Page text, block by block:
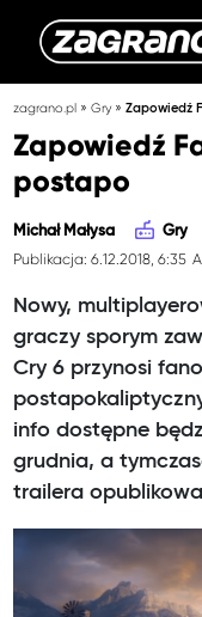
zagrano.pl »Gry»Zapowiedź
Zapowiedź
postapo
Michał Małysa Gry
Publikacja: 6.12.2018, 6:35
Nowy,
graczy sporym
Cry 6 przynosi
info dostępne
grudnia, a
trailera